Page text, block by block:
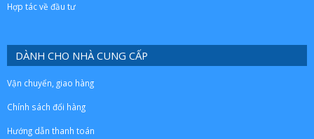
Hợp tác về đầu tư
DÀNH CHO NHÀ CUNG CẤP
Vận chuyển, giao hàng
Chính sách đổi hàng
Hướng dẫn thanh toán